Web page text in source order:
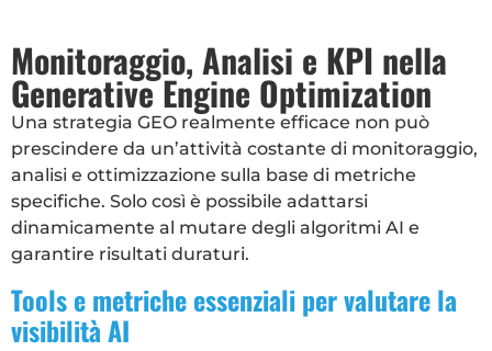
Monitoraggio, Analisi e KPI nella
Generative Engine Optimization
Una strategia GEO realmente efficace non può
prescindere da un’attività costante di monitoraggio,
analisi e ottimizzazione sulla base di metriche
specifiche. Solo così è possibile adattarsi
dinamicamente al mutare degli algoritmi AI e
garantire risultati duraturi.
Tools e metriche essenziali per valutare la
visibilità AI